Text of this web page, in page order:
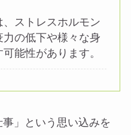
ストレスホルモン
の低下や様々な身
能性があります。
」という思い込みを